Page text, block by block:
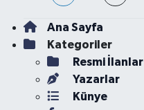
Ana Sayfa
Kategoriler
Resmi İlanlar
Yazarlar
Künye